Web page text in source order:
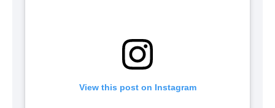
View this post on Instagram